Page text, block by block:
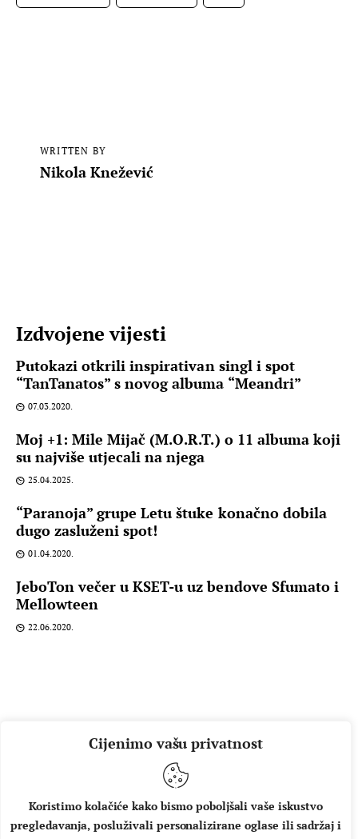
Cijenimo vašu privatnost
Koristimo kolačiće kako bismo poboljšali vaše iskustvo
pregledavanja, posluživali personalizirane oglase ili sadržaj i
WRITTEN BY
Nikola Knežević
Izdvojene vijesti
Putokazi otkrili inspirativan singl i spot
“TanTanatos” s novog albuma “Meandri”
07.03.2020.
Moj +1: Mile Mijač (M.O.R.T.) o 11 albuma koji
su najviše utjecali na njega
25.04.2025.
“Paranoja” grupe Letu štuke konačno dobila
dugo zasluženi spot!
01.04.2020.
JeboTon večer u KSET-u uz bendove Sfumato i
Mellowteen
22.06.2020.
O NAMA IMPRESSUM UVJETI KORIŠTENJA